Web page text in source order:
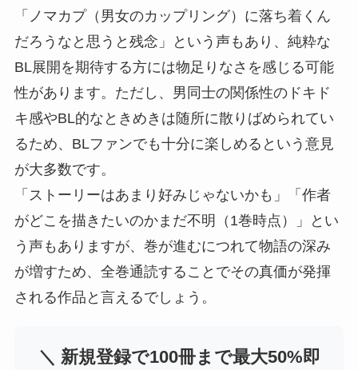
「ノマカプ（男女のカップリング）に落ち着くん
だろうなと思うと残念」という声もあり、純粋な
BL展開を期待する方には物足りなさを感じる可能
性があります。ただし、男同士の関係性のドキド
キ感やBL的なときめきは随所に散りばめられてい
るため、BLファンでも十分に楽しめるという意見
が大多数です。
「ストーリーはあまり好みじゃないかも」「作者
がどこを描きたいのかまだ不明（1巻時点）」とい
う声もありますが、巻が進むにつれて物語の深み
が増すため、全巻通読することでその真価が発揮
される作品と言えるでしょう。
＼ 新規登録で100冊まで最大50%即